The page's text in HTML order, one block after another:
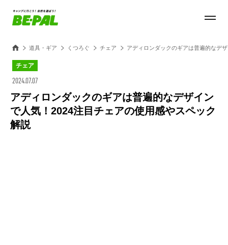
道具・ギア くつろぐ チェア アディロンダックのギアは普遍的なデ
チェア
2024.07.07
アディロンダックのギアは普遍的なデザイン
で人気！2024注目チェアの使用感やスペック
解説